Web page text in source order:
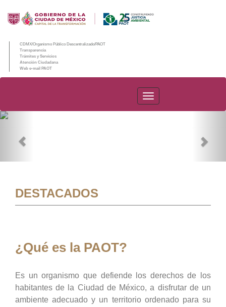
CDMX/Organismo Público Descentralizado/PAOT
Transparencia
Trámites y Servicios
Atención Ciudadana
Web e-mail PAOT
PAOT
DESTACADOS
¿Qué es la PAOT?
Es un organismo que defiende los derechos de los
habitantes de la Ciudad de México, a disfrutar de un
ambiente adecuado y un territorio ordenado para su